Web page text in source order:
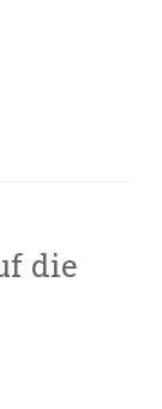
die